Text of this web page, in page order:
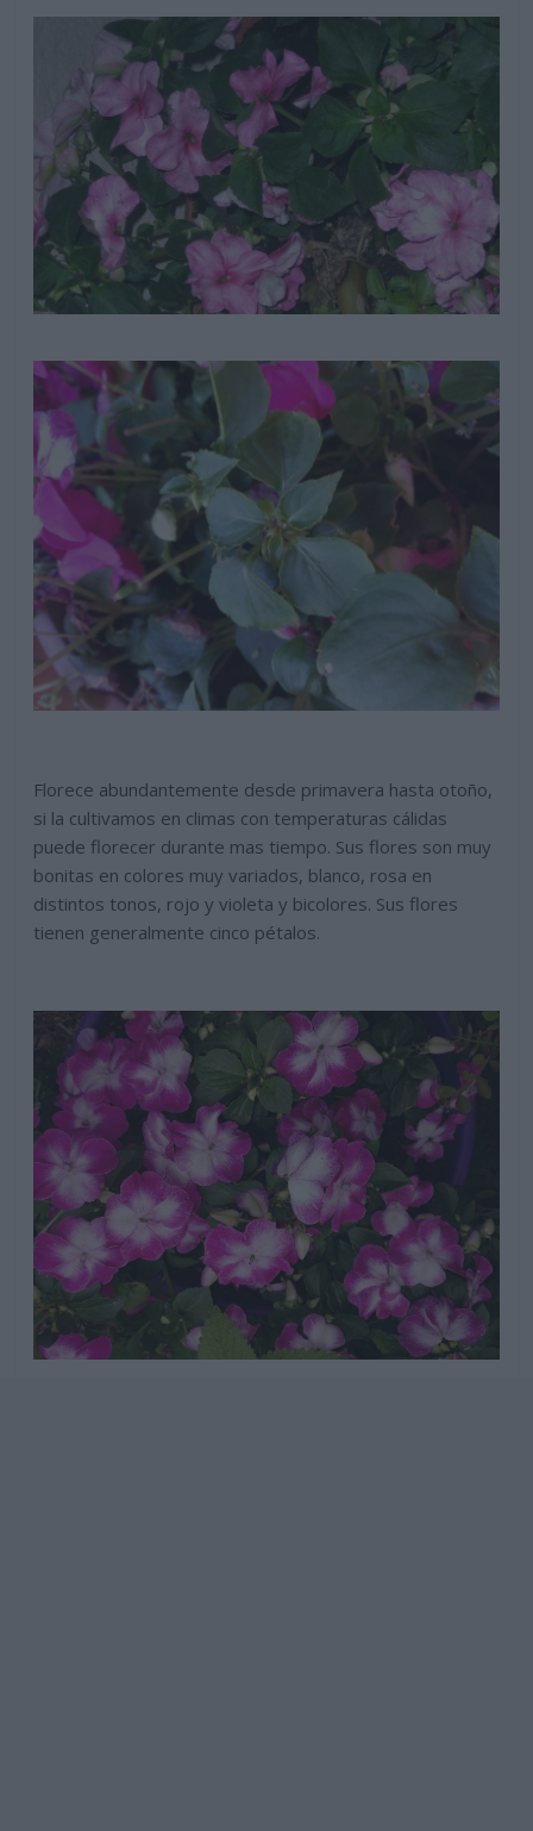
Florece abundantemente desde primavera hasta otoño,
si la cultivamos en climas con temperaturas cálidas
puede florecer durante mas tiempo. Sus flores son muy
bonitas en colores muy variados, blanco, rosa en
distintos tonos, rojo y violeta y bicolores. Sus flores
tienen generalmente cinco pétalos.